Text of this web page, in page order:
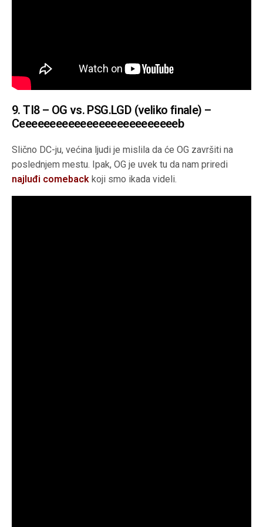
9. TI8 – OG vs. PSG.LGD (veliko finale) –
Ceeeeeeeeeeeeeeeeeeeeeeeeeeb
Slično DC-ju, većina ljudi je mislila da će OG završiti na
poslednjem mestu. Ipak, OG je uvek tu da nam priredi
najluđi comeback koji smo ikada videli.